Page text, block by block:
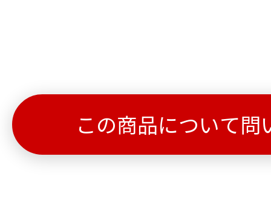
この商品について問